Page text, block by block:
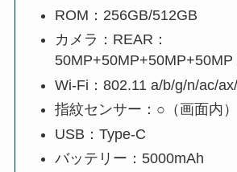
ROM：256GB/512GB
カメラ：REAR：
50MP+50MP+50MP+50MP
Wi-Fi：802.11 a/b/g/n/ac/
指紋センサー：○（画面内）
USB：Type-C
バッテリー：5000mAh